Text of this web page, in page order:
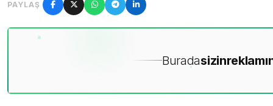
PAYLAŞ
Buradasizin